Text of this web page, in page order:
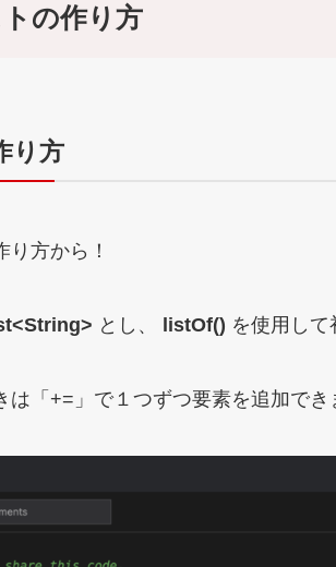
の作り方
り方
り方から！
とし、 listOf() を使用して
は「+=」で１つずつ要素を追加でき